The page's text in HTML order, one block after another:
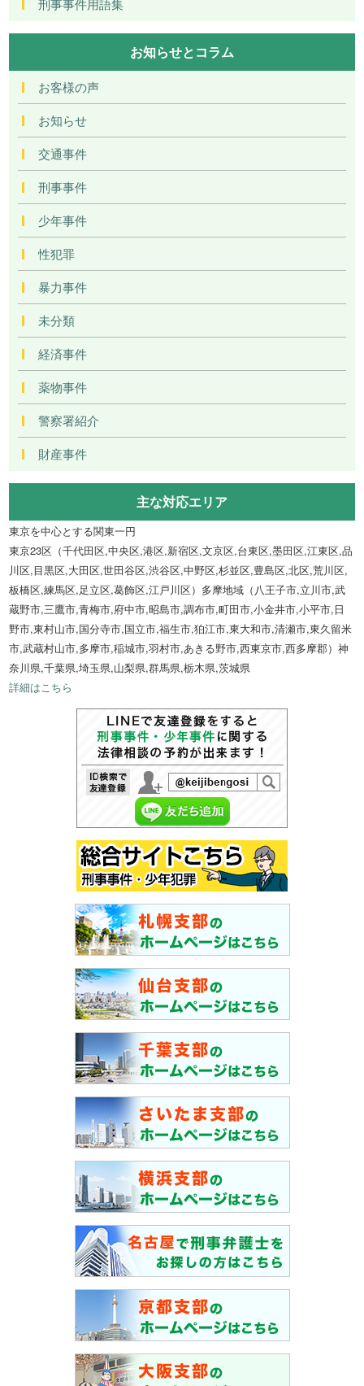
刑事事件用語集
お知らせとコラム
お客様の声
お知らせ
交通事件
刑事事件
少年事件
性犯罪
暴力事件
未分類
経済事件
薬物事件
警察署紹介
財産事件
主な対応エリア
東京を中心とする関東一円
東京23区（千代田区,中央区,港区,新宿区,文京区,台東区,墨田区,江東区,品
川区,目黒区,大田区,世田谷区,渋谷区,中野区,杉並区,豊島区,北区,荒川区,
板橋区,練馬区,足立区,葛飾区,江戸川区）多摩地域（八王子市,立川市,武
蔵野市,三鷹市,青梅市,府中市,昭島市,調布市,町田市,小金井市,小平市,日
野市,東村山市,国分寺市,国立市,福生市,狛江市,東大和市,清瀬市,東久留米
市,武蔵村山市,多摩市,稲城市,羽村市,あきる野市,西東京市,西多摩郡）神
奈川県,千葉県,埼玉県,山梨県,群馬県,栃木県,茨城県
詳細はこちら